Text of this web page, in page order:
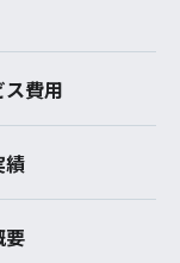
ス費用
績
要